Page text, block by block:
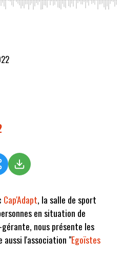
Cap'Adapt, la salle de sport
en situation de
nous présente les
aussi l'association "Egoïstes